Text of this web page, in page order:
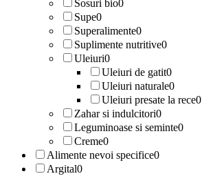
Sosuri bio0
Supe0
Superalimente0
Suplimente nutritive0
Uleiuri0
Uleiuri de gatit0
Uleiuri naturale0
Uleiuri presate la rece0
Zahar si indulcitori0
Leguminoase si seminte0
Creme0
Alimente nevoi specifice0
Argital0